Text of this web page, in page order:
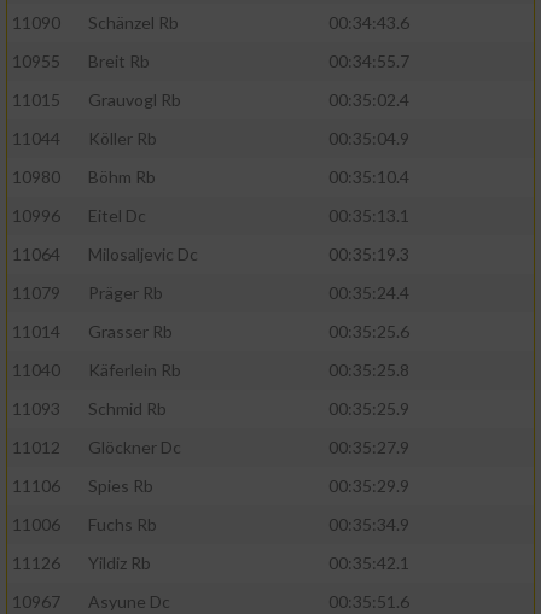
11090
Schänzel Rb
00:34:43.6
10955
Breit Rb
00:34:55.7
11015
Grauvogl Rb
00:35:02.4
11044
Köller Rb
00:35:04.9
10980
Böhm Rb
00:35:10.4
10996
Eitel Dc
00:35:13.1
11064
Milosaljevic Dc
00:35:19.3
11079
Präger Rb
00:35:24.4
11014
Grasser Rb
00:35:25.6
11040
Käferlein Rb
00:35:25.8
11093
Schmid Rb
00:35:25.9
11012
Glöckner Dc
00:35:27.9
11106
Spies Rb
00:35:29.9
11006
Fuchs Rb
00:35:34.9
11126
Yildiz Rb
00:35:42.1
10967
Asyune Dc
00:35:51.6